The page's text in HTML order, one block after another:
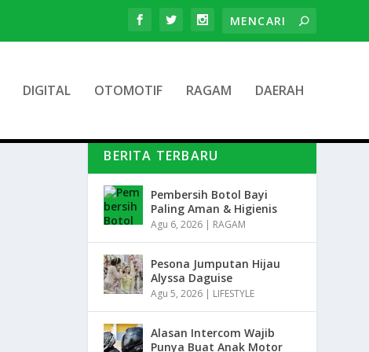
DIGITAL OTOMOTIF RAGAM DAERAH
BERITA TERBARU
Pembersih Botol Bayi
Paling Aman & Higienis
Agu 6, 2026 | RAGAM
Pesona Jumputan Hijau
Alyssa Daguise
Agu 5, 2026 | LIFESTYLE
Alasan Intercom Wajib
Punya Buat Anak Motor